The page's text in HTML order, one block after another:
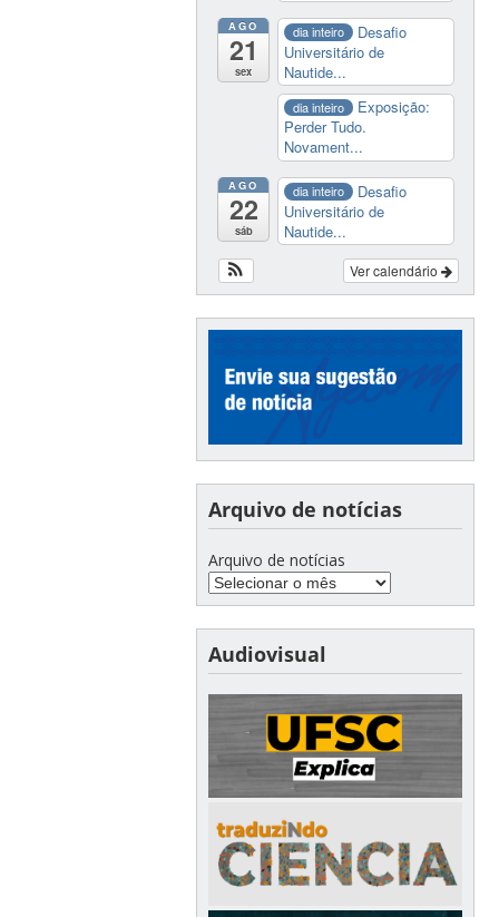
AGO
21
sex
dia inteiro
Desafio
Universitário de
Nautide...
dia inteiro
Exposição:
Perder Tudo.
Novament...
AGO
22
sáb
dia inteiro
Desafio
Universitário de
Nautide...
Ver calendário
Arquivo de notícias
Arquivo de notícias
Audiovisual